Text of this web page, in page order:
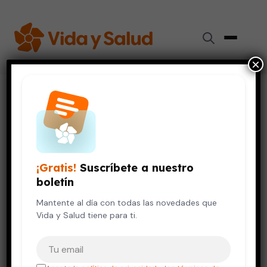
Videos de Salud
EMBARAZO Y BEBÉS
Homeopatía, un método para
todos
¡Gratis! Suscríbete a nuestro
boletín
Mantente al día con todas las novedades que
Vida y Salud tiene para ti.
×